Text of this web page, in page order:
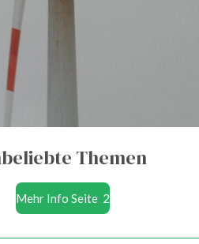
Themen
Mehr Info Seite 2